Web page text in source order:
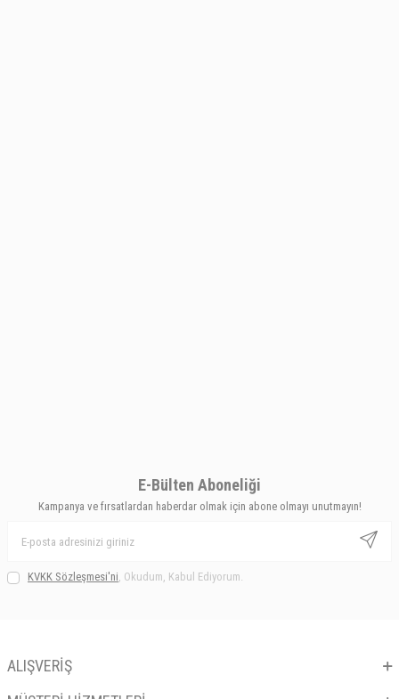
E-Bülten Aboneliği
Kampanya ve fırsatlardan haberdar olmak için abone olmayı unutmayın!
KVKK Sözleşmesi'ni, Okudum, Kabul Ediyorum.
ALIŞVERİŞ